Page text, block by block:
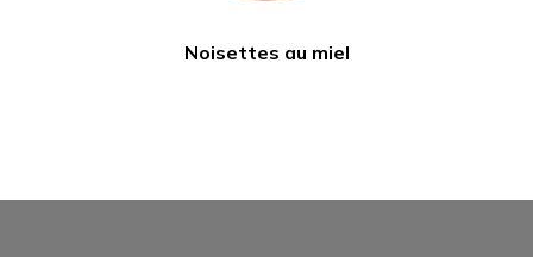
Noisettes au miel